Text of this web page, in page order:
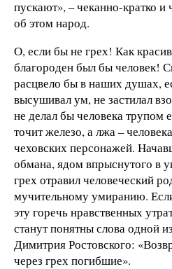
пускают», – чеканно-кратко и
об этом народ.
О, если бы не грех! Как
благороден был бы человек!
расцвело бы в наших душах,
высушивал ум, не застилал
не делал бы человека
точит железо, а лжа –
чеховских персонажей.
обмана, ядом впрыснутого в
грех отравил человеческий
мучительному умиранию.
эту горечь нравственных
станут понятны слова одной
Димитрия Ростовского:
через грех погибшие».